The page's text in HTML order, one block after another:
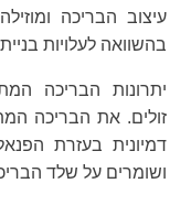
עיצוב הבריכה
בהשוואה לעלויות
יתרונות הבריכה
זולים. את הבריכה
דמיונית בעזרת
ושומרים על שלד